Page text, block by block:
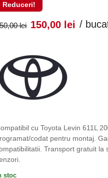
Reduceri!
lei Prețul
a
fost:
150,00 lei /
cu Toyota Levin 611L
codat pentru montaj.
Transport gratuit
stoc